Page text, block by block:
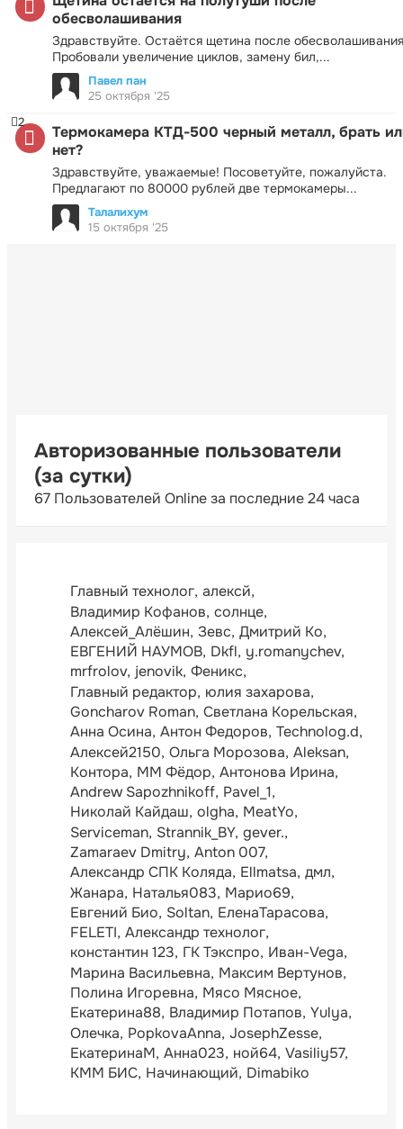
обесволашивания
Здравствуйте. Остаётся щетина после
Пробовали увеличение циклов, замену бил,...
Павел пан
25 октября '25
Термокамера КТД-500 черный металл, брать
нет?
Здравствуйте, уважаемые! Посоветуйте, пожалуйста.
Предлагают по 80000 рублей две термокамеры...
2
Талалихум
15 октября '25
Авторизованные пользователи
(за сутки)
67 Пользователей Online за последние 24 часа
Главный технолог алексй
Владимир Кофанов солнце
Алексей_Алёшин Зевс Дмитрий Ко
ЕВГЕНИЙ НАУМОВ Dkfl y.romanychev
mrfrolov jenovik Феникс
Главный редактор юлия захарова
Goncharov Roman Светлана Корельская
Анна Осина Антон Федоров Technolog.d
Алексей2150 Ольга Морозова Aleksan
Контора ММ Фёдор Антонова Ирина
Andrew Sapozhnikoff Pavel_1
Николай Кайдаш olgha MeatYo
Serviceman Strannik_BY gever.
Zamaraev Dmitry Anton 007
Александр СПК Коляда Ellmatsa дмл
Жанара Наталья083 Марио69
Евгений Био Soltan ЕленаТарасова
FELETI Александр технолог
константин 123 ГК Тэкспро Иван-Vega
Марина Васильевна Максим Вертунов
Полина Игоревна Мясо Мясное
Екатерина88 Владимир Потапов Yulya
Олечка PopkovaAnna JosephZesse
ЕкатеринаМ Анна023 ной64 Vasiliy57
КММ БИС Начинающий Dimabiko